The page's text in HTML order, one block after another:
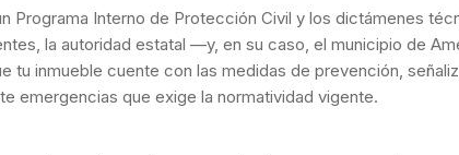
Programa Interno de Protección Civil y los dictámenes
la autoridad estatal —y, en su caso, el municipio de
tu inmueble cuente con las medidas de prevención,
emergencias que exige la normatividad vigente.